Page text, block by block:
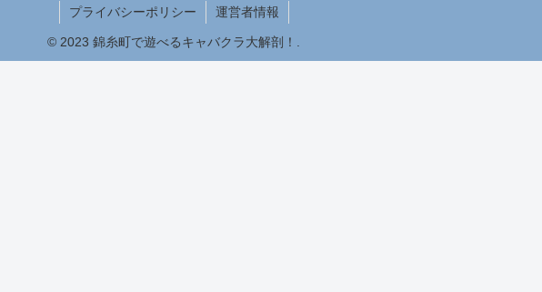
プライバシーポリシー 運営者情報
© 2023 錦糸町で遊べるキャバクラ大解剖！.